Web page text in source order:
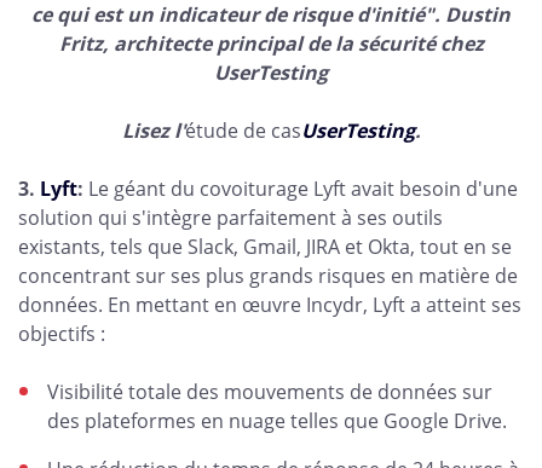
ce qui est un indicateur de risque d'initié". Dustin
Fritz, architecte principal de la sécurité chez
UserTesting
Lisez l'étude de casUserTesting.
3. Lyft: Le géant du covoiturage Lyft avait besoin d'une
solution qui s'intègre parfaitement à ses outils
existants, tels que Slack, Gmail, JIRA et Okta, tout en se
concentrant sur ses plus grands risques en matière de
données. En mettant en œuvre Incydr, Lyft a atteint ses
objectifs :
Visibilité totale des mouvements de données sur
des plateformes en nuage telles que Google Drive.